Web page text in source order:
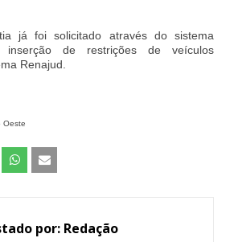
já foi solicitado através do sistema
inserção de restrições de veículos
Renajud.
Oeste
por: Redação